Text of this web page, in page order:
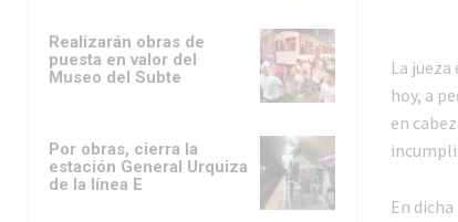
Realizarán obras de
puesta en valor del
Museo del Subte
Por obras, cierra la
estación General Urquiza
de la línea E
La
hoy, a
en
En